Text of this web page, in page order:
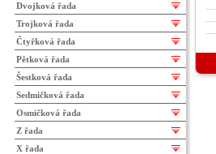
Dvojková řada
Trojková řada
Čtyřková řada
Pětková řada
Šestková řada
Sedmičková řada
Osmičková řada
Z řada
X řada